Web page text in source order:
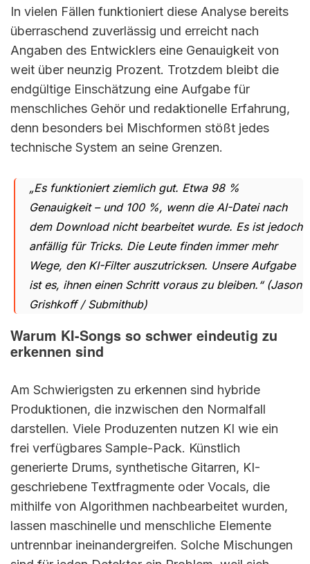
In vielen Fällen funktioniert diese Analyse bereits
überraschend zuverlässig und erreicht nach
Angaben des Entwicklers eine Genauigkeit von
weit über neunzig Prozent. Trotzdem bleibt die
endgültige Einschätzung eine Aufgabe für
menschliches Gehör und redaktionelle Erfahrung,
denn besonders bei Mischformen stößt jedes
technische System an seine Grenzen.
„Es funktioniert ziemlich gut. Etwa 98 %
Genauigkeit – und 100 %, wenn die AI-Datei nach
dem Download nicht bearbeitet wurde. Es ist jedoch
anfällig für Tricks. Die Leute finden immer mehr
Wege, den KI-Filter auszutricksen. Unsere Aufgabe
ist es, ihnen einen Schritt voraus zu bleiben.“ (Jason
Grishkoff / Submithub)
Warum KI-Songs so schwer eindeutig zu
erkennen sind
Am Schwierigsten zu erkennen sind hybride
Produktionen, die inzwischen den Normalfall
darstellen. Viele Produzenten nutzen KI wie ein
frei verfügbares Sample-Pack. Künstlich
generierte Drums, synthetische Gitarren, KI-
geschriebene Textfragmente oder Vocals, die
mithilfe von Algorithmen nachbearbeitet wurden,
lassen maschinelle und menschliche Elemente
untrennbar ineinandergreifen. Solche Mischungen